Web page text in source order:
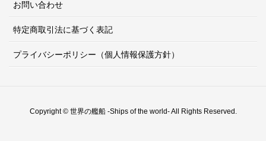
お問い合わせ
特定商取引法に基づく表記
プライバシーポリシー（個人情報保護方針）
Copyright © 世界の艦船 -Ships of the world- All Rights Reserved.